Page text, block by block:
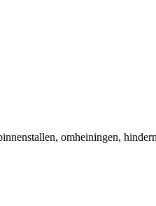
omheiningen,